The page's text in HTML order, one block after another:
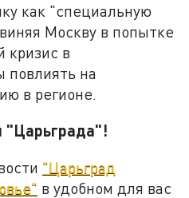
как "специальную
Москву в попытке
кризис в
повлиять на
в регионе.
"Царьграда"!
"Царьград
в удобном для вас